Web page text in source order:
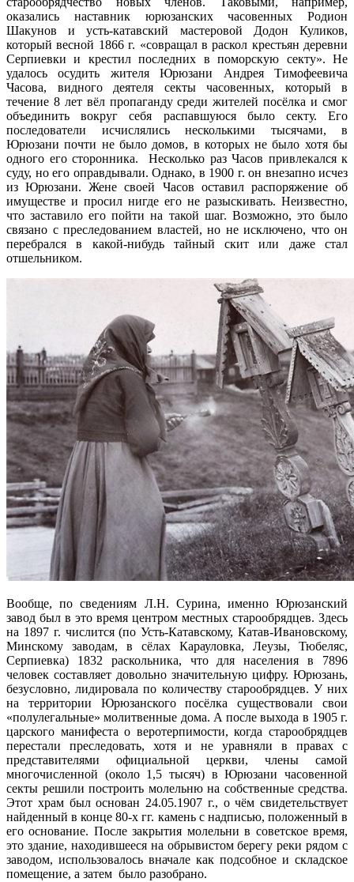
оказались наставник юрюзанских часовенных Родион
Шакунов и усть-катавский мастеровой Додон Куликов,
который весной 1866 г. «совращал в раскол крестьян деревни
Серпиевки и крестил последних в поморскую секту». Не
удалось осудить жителя Юрюзани Андрея Тимофеевича
Часова, видного деятеля секты часовенных, который в
течение 8 лет вёл пропаганду среди жителей посёлка и смог
объединить вокруг себя распавшуюся было секту. Его
последователи исчислялись несколькими тысячами, в
Юрюзани почти не было домов, в которых не было хотя бы
одного его сторонника. Несколько раз Часов привлекался к
суду, но его оправдывали. Однако, в 1900 г. он внезапно исчез
из Юрюзани. Жене своей Часов оставил распоряжение об
имуществе и просил нигде его не разыскивать. Неизвестно,
что заставило его пойти на такой шаг. Возможно, это было
связано с преследованием властей, но не исключено, что он
перебрался в какой-нибудь тайный скит или даже стал
отшельником.
Вообще, по сведениям Л.Н. Сурина, именно Юрюзанский
завод был в это время центром местных старообрядцев. Здесь
на 1897 г. числится (по Усть-Катавскому, Катав-Ивановскому,
Минскому заводам, в сёлах Карауловка, Леузы, Тюбеляс,
Серпиевка) 1832 раскольника, что для населения в 7896
человек составляет довольно значительную цифру. Юрюзань,
безусловно, лидировала по количеству старообрядцев. У них
на территории Юрюзанского посёлка существовали свои
«полулегальные» молитвенные дома. А после выхода в 1905 г.
царского манифеста о веротерпимости, когда старообрядцев
перестали преследовать, хотя и не уравняли в правах с
представителями официальной церкви, члены самой
многочисленной (около 1,5 тысяч) в Юрюзани часовенной
секты решили построить молельню на собственные средства.
Этот храм был основан 24.05.1907 г., о чём свидетельствует
найденный в конце 80-х гг. камень с надписью, положенный в
его основание. После закрытия молельни в советское время,
это здание, находившееся на обрывистом берегу реки рядом с
заводом, использовалось вначале как подсобное и складское
помещение, а затем было разобрано.